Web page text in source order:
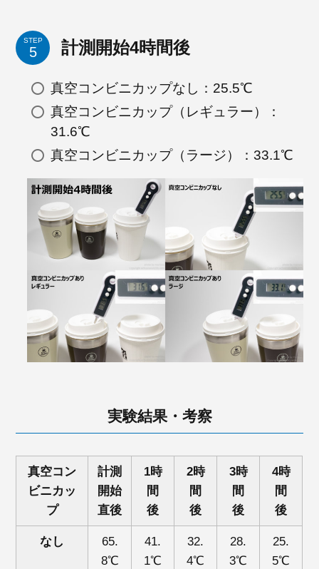
STEP 計測開始4時間後
真空コンビニカップなし：25.5℃
真空コンビニカップ（レギュラー）：
31.6℃
真空コンビニカップ（ラージ）：33.1℃
実験結果・考察
真空コン
ビニカッ
プ
計測
開始
直後
1時
間
後
2時
間
後
3時
間
後
4時
間
後
なし
65.
8℃
41.
1℃
32.
4℃
28.
3℃
25.
5℃